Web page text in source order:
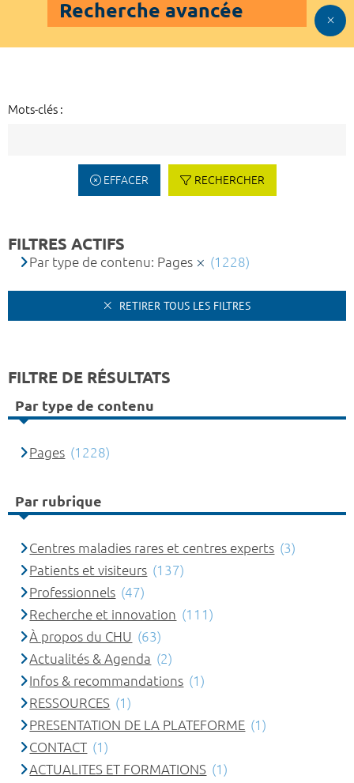
Recherche avancée
Mots-clés :
EFFACER RECHERCHER
FILTRES ACTIFS
Par type de contenu: Pages (1228)
RETIRER TOUS LES FILTRES
FILTRE DE RÉSULTATS
Par type de contenu
Pages (1228)
Par rubrique
Centres maladies rares et centres experts (3)
Patients et visiteurs (137)
Professionnels (47)
Recherche et innovation (111)
À propos du CHU (63)
Actualités & Agenda (2)
Infos & recommandations (1)
RESSOURCES (1)
PRESENTATION DE LA PLATEFORME (1)
CONTACT (1)
ACTUALITES ET FORMATIONS (1)